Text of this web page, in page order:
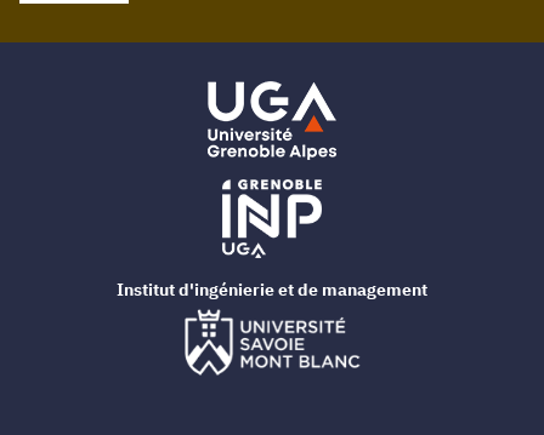
Institut d'ingénierie et de management